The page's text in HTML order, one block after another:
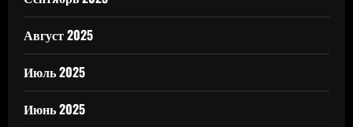
Август 2025
Июль 2025
Июнь 2025